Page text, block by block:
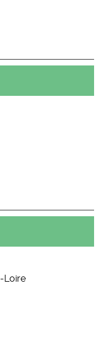
Loire